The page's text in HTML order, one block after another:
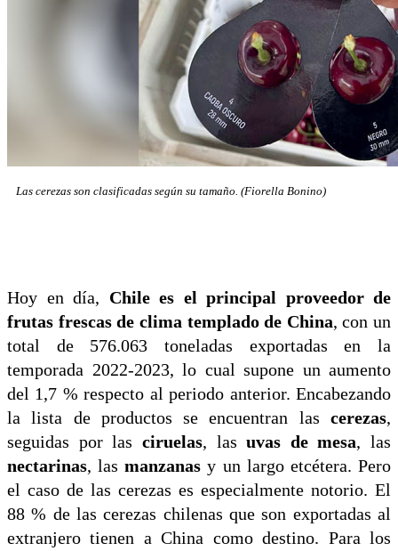
Las cerezas son clasificadas según su tamaño. (Fiorella Bonino)
Hoy en día, Chile es el principal proveedor de
frutas frescas de clima templado de China, con un
total de 576.063 toneladas exportadas en la
temporada 2022-2023, lo cual supone un aumento
del 1,7 % respecto al periodo anterior. Encabezando
la lista de productos se encuentran las cerezas,
seguidas por las ciruelas, lasuvas de mesa, las
nectarinas, lasmanzanas y un largo etcétera. Pero
el caso de las cerezas es especialmente notorio. El
88 % de las cerezas chilenas que son exportadas al
extranjero tienen a China como destino. Para los